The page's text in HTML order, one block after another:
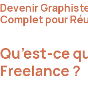
Devenir
Complet pour
Qu’est-ce
Freelance ?